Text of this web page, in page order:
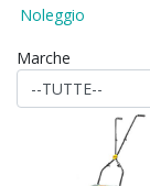
Noleggio
Marche